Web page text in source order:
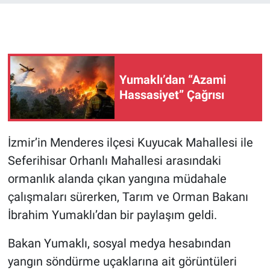
Yumaklı’dan “Azami
Hassasiyet” Çağrısı
İzmir’in Menderes ilçesi Kuyucak Mahallesi ile
Seferihisar Orhanlı Mahallesi arasındaki
ormanlık alanda çıkan yangına müdahale
çalışmaları sürerken, Tarım ve Orman Bakanı
İbrahim Yumaklı’dan bir paylaşım geldi.
Bakan Yumaklı, sosyal medya hesabından
yangın söndürme uçaklarına ait görüntüleri